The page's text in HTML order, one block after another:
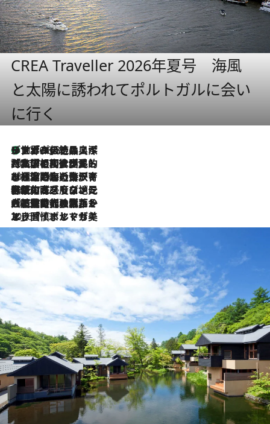
CREA Traveller 2026年夏号 海風
と太陽に誘われてポルトガルに会い
に行く
2026.8.8
リスボンの絶品スイーツ「パステル・デ・ナタ」とは？ポルトガル伝統の奥深い世界へ
2026.7.27
「私の祖国はポルトガル語です」国民的詩人フェルナンド・ペソアと、彼が愛した文学の街を歩く
2026.7.26
ポルトガル近海が育む極上の海の幸。キリリと冷えた白ワインと愉しむ、シーフード専門店の贅沢
2026.7.22
伝統の味をモダンに昇華。高感度な地元客が集う、リスボンの最旬ガストロノミー
2026.7.21
大航海時代の栄華から、震災、独裁、そして革命へ。ポルトガル・首都リスボンの石畳に刻まれた「歴史の光と影」
2026.7.13
エッセイ・ヤマザキマリ「慎ましくも美しき国 ポルトガル」